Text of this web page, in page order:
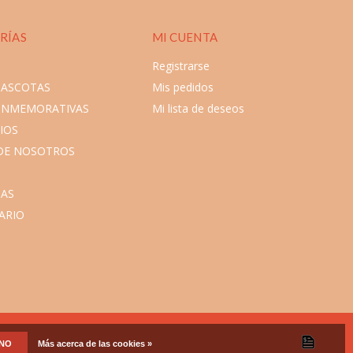
NOSOTROS
MI CUENTA
Registrarse
Mis pedidos
Mi lista de deseos
Más acerca de las cookies »